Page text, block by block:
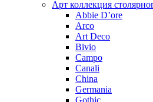
Арт коллекция
Abbie D’ore
Arco
Art Deco
Bivio
Campo
Canali
China
Germania
Gothic